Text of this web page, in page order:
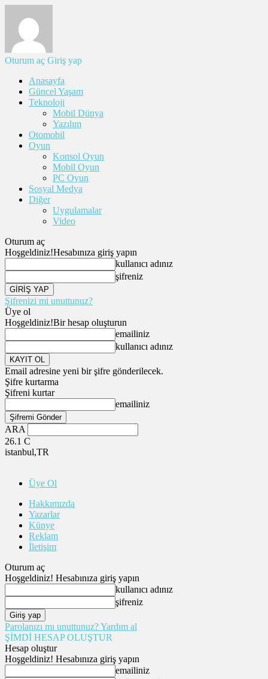
Oturum aç Giriş yap
Anasayfa
Güncel Yaşam
Teknoloji
Mobil Dünya
Yazılım
Otomobil
Oyun
Konsol Oyun
Mobil Oyun
PC Oyun
Sosyal Medya
Diğer
Uygulamalar
Video
Oturum aç
Hoşgeldiniz!Hesabınıza giriş yapın
kullanıcı adınız
şifreniz
Şifrenizi mi unuttunuz?
Üye ol
Hoşgeldiniz!Bir hesap oluşturun
emailiniz
kullanıcı adınız
Email adresine yeni bir şifre gönderilecek.
Şifre kurtarma
Şifreni kurtar
emailiniz
ARA
26.1 C
istanbul,TR
Üye Ol
Hakkımızda
Yazarlar
Künye
Reklam
İletişim
Oturum aç
Hoşgeldiniz! Hesabınıza giriş yapın
kullanıcı adınız
şifreniz
Parolanızı mı unuttunuz? Yardım al
ŞİMDİ HESAP OLUŞTUR
Hesap oluştur
Hoşgeldiniz! Hesabınıza giriş yapın
emailiniz